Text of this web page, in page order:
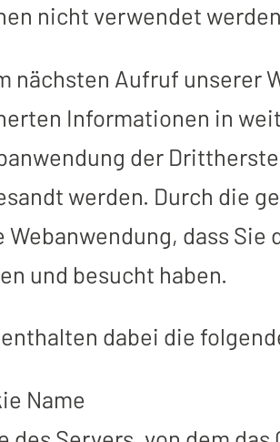
nicht verwendet
nächsten Aufruf unserer
Informationen in
der
werden. Durch die
Webanwendung, dass
und besucht haben.
dabei die
Name